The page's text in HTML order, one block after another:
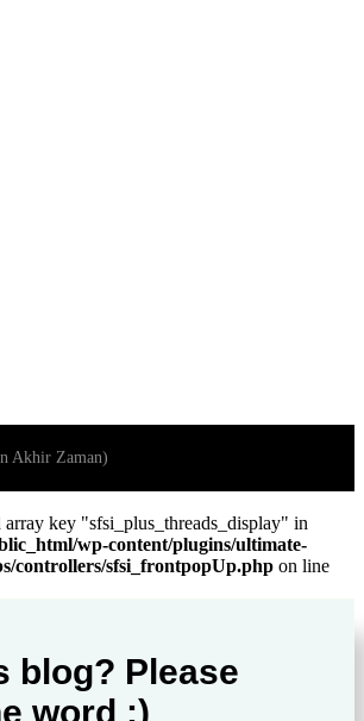
array key "sfsi_plus_threads_display" in
wp-content/plugins/ultimate-
controllers/sfsi_frontpopUp.php on line
blog? Please
word :)